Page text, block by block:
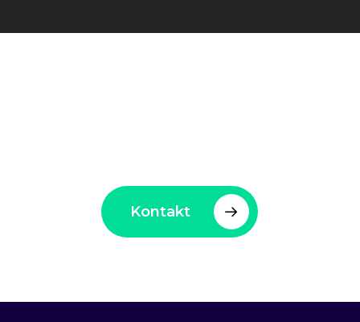
Kontakt